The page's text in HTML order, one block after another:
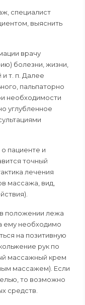
специалист
выяснить
врачу
болезни, жизни,
т. п. Далее
пальпаторно
необходимости
углубленное
пациенте и
точный
лечения
массажа, вид,
положении лежа
ему необходимо
на позитивную
рук по
массажный крем
массажем). Если
то возможно
средств.